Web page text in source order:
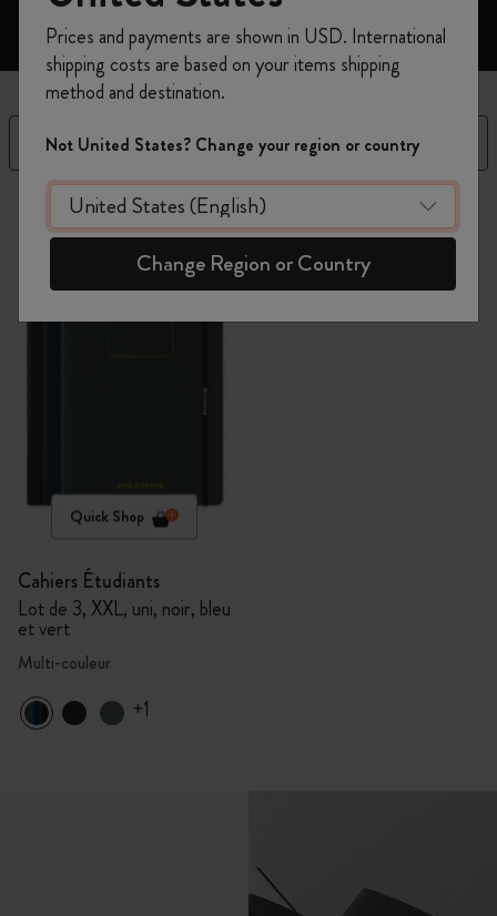
Filtre Trier par
8 Produits
Quick Shop
Cahiers Étudiants
Lot de 3, XXL, uni, noir, bleu
et vert
Multi-couleur
+1
Prices and payments are shown in USD. International
shipping costs are based on your items shipping
method and destination.
Not United States? Change your region or country
Change Region or Country